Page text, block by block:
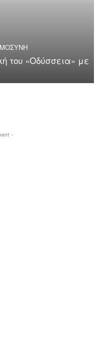
του «Οδύσσεια» με
-